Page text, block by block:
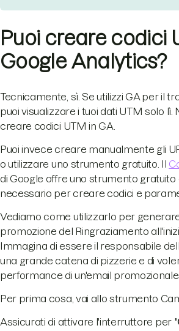
Puoi creare codici
Google Analytics?
Tecnicamente, sì. Se utilizzi GA per il
puoi visualizzare i tuoi dati UTM solo lì.
creare codici UTM in GA.
Puoi invece creare manualmente gli
o utilizzare uno strumento gratuito. Il
di Google offre uno strumento gratuito
necessario per creare codici e
Vediamo come utilizzarlo per
promozione del Ringraziamento
Immagina di essere il responsabile
una grande catena di pizzerie e di
performance di un'email promozionale.
Per prima cosa, vai allo strumento
Assicurati di attivare l'interruttore per "